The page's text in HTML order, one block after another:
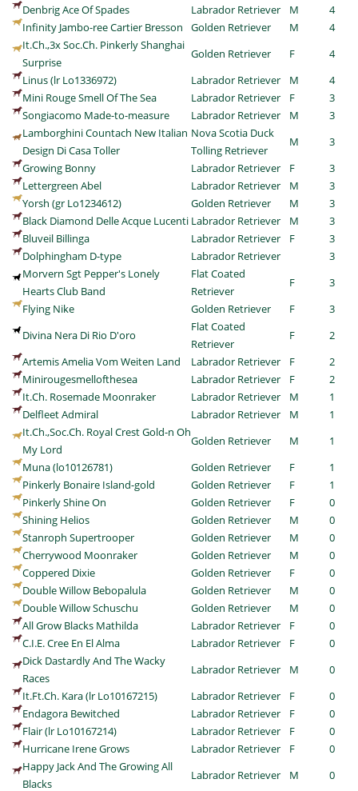
Denbrig Ace Of Spades
Labrador Retriever M
4
Infinity Jambo-ree Cartier Bresson
Golden Retriever M
4
It.Ch.,3x Soc.Ch. Pinkerly Shanghai
Surprise
Golden Retriever F
4
Linus (lr Lo1336972)
Labrador Retriever M
4
Mini Rouge Smell Of The Sea
Labrador Retriever F
3
Songiacomo Made-to-measure
Labrador Retriever M
3
Lamborghini Countach New Italian
Design Di Casa Toller
Nova Scotia Duck
Tolling Retriever
M
3
Growing Bonny
Labrador Retriever F
3
Lettergreen Abel
Labrador Retriever M
3
Yorsh (gr Lo1234612)
Golden Retriever M
3
Black Diamond Delle Acque Lucenti Labrador Retriever M
3
Bluveil Billinga
Labrador Retriever F
3
Dolphingham D-type
Labrador Retriever
3
Morvern Sgt Pepper's Lonely
Hearts Club Band
Flat Coated
Retriever
F
3
Flying Nike
Golden Retriever F
3
Divina Nera Di Rio D'oro
Flat Coated
Retriever
F
2
Artemis Amelia Vom Weiten Land
Labrador Retriever F
2
Minirougesmellofthesea
Labrador Retriever F
2
It.Ch. Rosemade Moonraker
Labrador Retriever M
1
Delfleet Admiral
Labrador Retriever M
1
It.Ch.,Soc.Ch. Royal Crest Gold-n Oh
My Lord
Golden Retriever M
1
Muna (lo10126781)
Golden Retriever F
1
Pinkerly Bonaire Island-gold
Golden Retriever F
1
Pinkerly Shine On
Golden Retriever F
0
Shining Helios
Golden Retriever M
0
Stanroph Supertrooper
Golden Retriever M
0
Cherrywood Moonraker
Golden Retriever M
0
Coppered Dixie
Golden Retriever F
0
Double Willow Bebopalula
Golden Retriever M
0
Double Willow Schuschu
Golden Retriever M
0
All Grow Blacks Mathilda
Labrador Retriever F
0
C.I.E. Cree En El Alma
Labrador Retriever F
0
Dick Dastardly And The Wacky
Races
Labrador Retriever M
0
It.Ft.Ch. Kara (lr Lo10167215)
Labrador Retriever F
0
Endagora Bewitched
Labrador Retriever F
0
Flair (lr Lo10167214)
Labrador Retriever F
0
Hurricane Irene Grows
Labrador Retriever F
0
Happy Jack And The Growing All
Blacks
Labrador Retriever M 0